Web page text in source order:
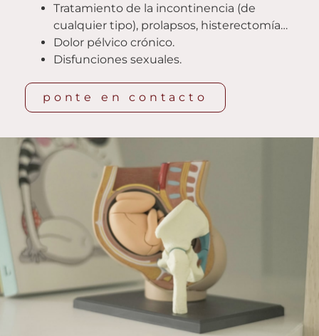
Tratamiento de la incontinencia (de
cualquier tipo), prolapsos, histerectomía…
Dolor pélvico crónico.
Disfunciones sexuales.
ponte en contacto